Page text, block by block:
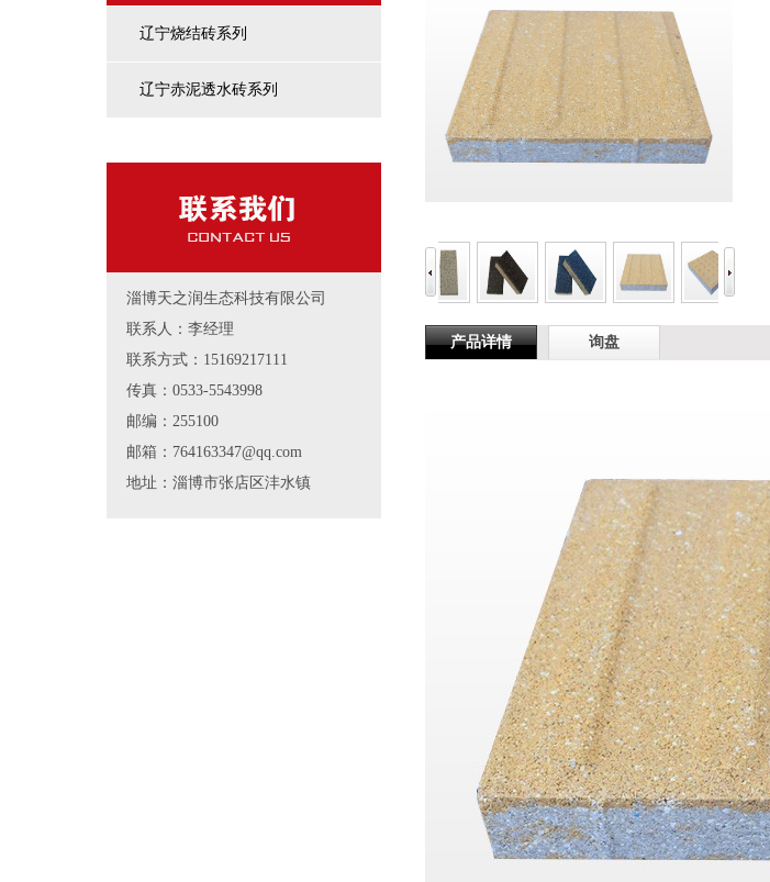
产品详情 询盘
辽宁烧结砖系列
辽宁赤泥透水砖系列
淄博天之润生态科技有限公司
联系人：李经理
联系方式：15169217111
传真：0533-5543998
邮编：255100
邮箱：764163347@qq.com
地址：淄博市张店区沣水镇